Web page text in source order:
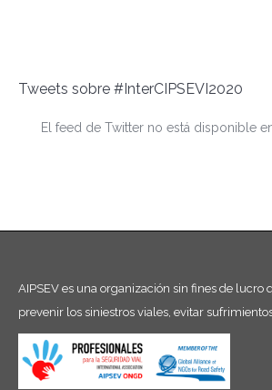
Tweets sobre #InterCIPSEVI2020
El feed de Twitter no está disponible
AIPSEV es una organización sin fines de lucro
prevenir los siniestros viales, evitar